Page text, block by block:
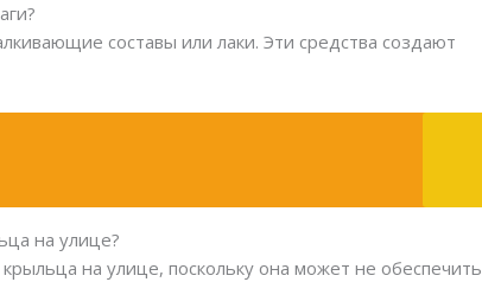
составы или лаки. Эти средства создают
на улице?
на улице, поскольку она может не обеспечить